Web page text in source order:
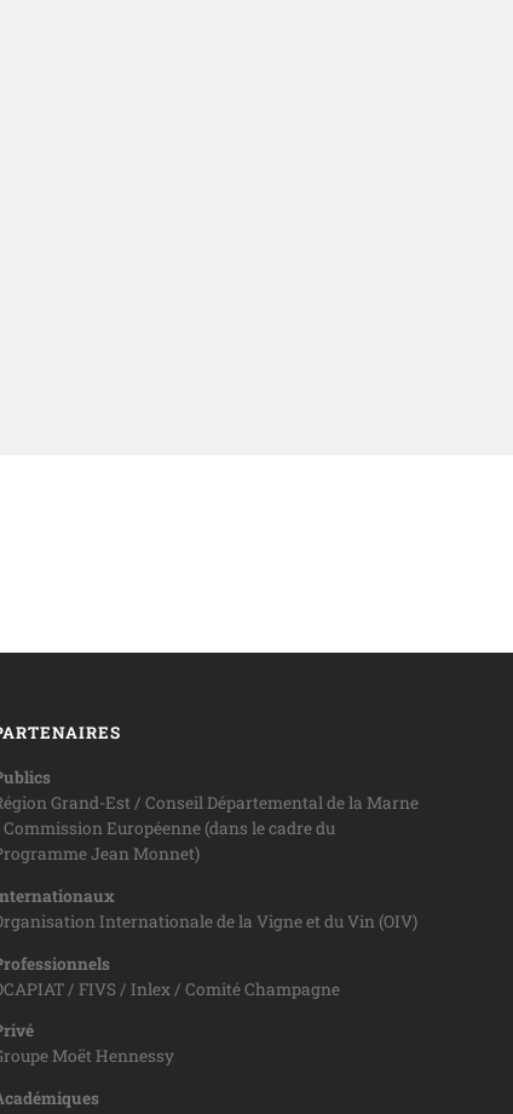
Grand-Est / Conseil Départemental de la Marne
Européenne (dans le cadre du
Jean Monnet)
Internationale de la Vigne et du Vin (OIV)
/ FIVS / Inlex / Comité Champagne
Moët Hennessy